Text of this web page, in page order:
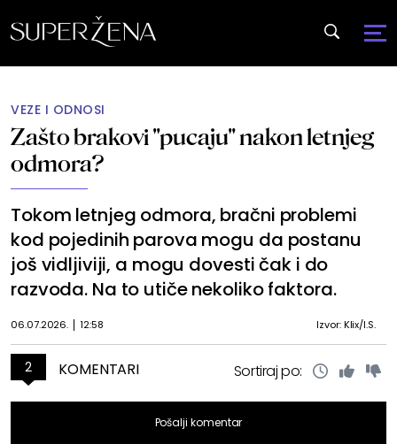
VEZE I ODNOSI
Zašto brakovi "pucaju" nakon letnjeg
odmora?
Tokom letnjeg odmora, bračni problemi
kod pojedinih parova mogu da postanu
još vidljiviji, a mogu dovesti čak i do
razvoda. Na to utiče nekoliko faktora.
06.07.2026. 12:58 Izvor: Klix/I.S.
2 KOMENTARI Sortiraj po:
Pošalji komentar